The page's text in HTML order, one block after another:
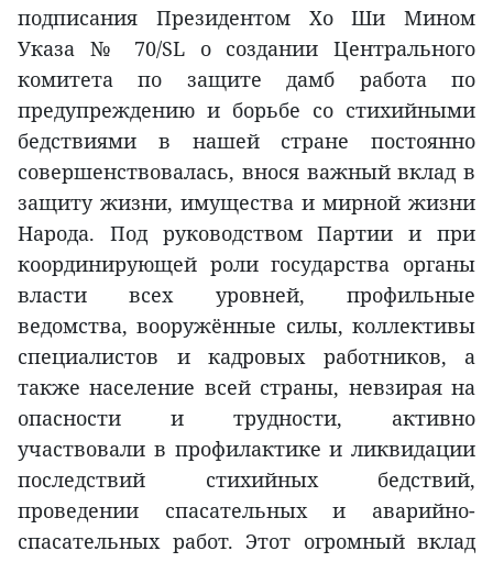
подписания Президентом Хо Ши Мином
Указа № 70/SL о создании Центрального
комитета по защите дамб работа по
предупреждению и борьбе со стихийными
бедствиями в нашей стране постоянно
совершенствовалась, внося важный вклад в
защиту жизни, имущества и мирной жизни
Народа. Под руководством Партии и при
координирующей роли государства органы
власти всех уровней, профильные
ведомства, вооружённые силы, коллективы
специалистов и кадровых работников, а
также население всей страны, невзирая на
опасности и трудности, активно
участвовали в профилактике и ликвидации
последствий стихийных бедствий,
проведении спасательных и аварийно-
спасательных работ. Этот огромный вклад